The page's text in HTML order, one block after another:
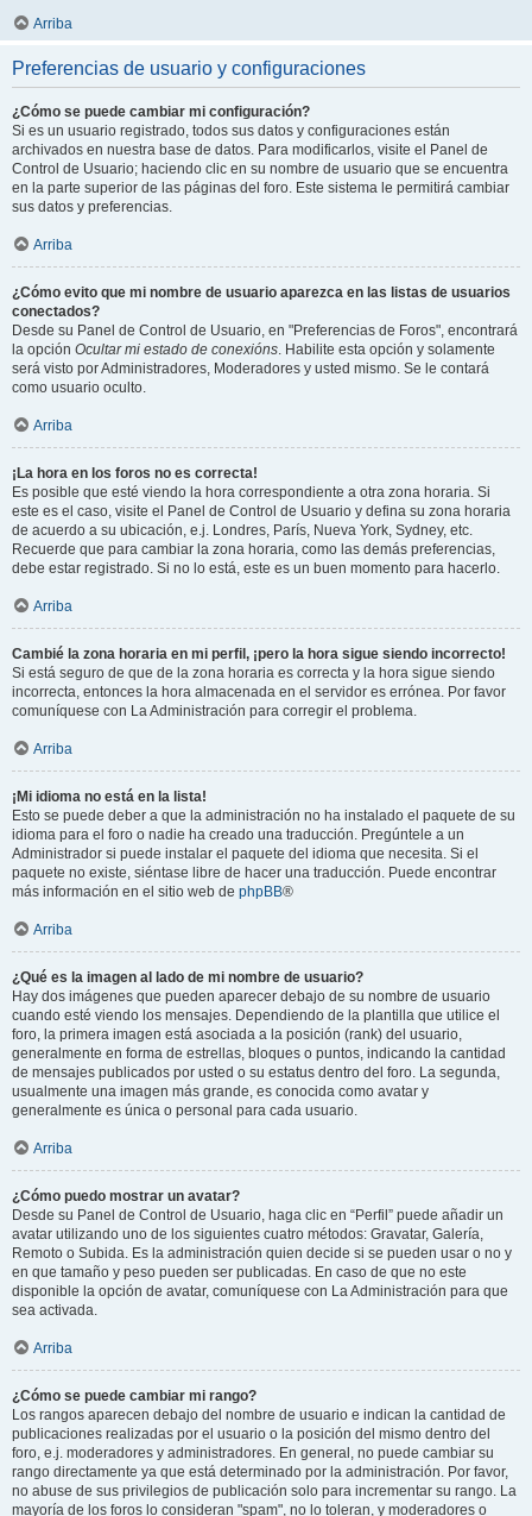
Arriba
Preferencias de usuario y configuraciones
¿Cómo se puede cambiar mi configuración?
Si es un usuario registrado, todos sus datos y configuraciones están
archivados en nuestra base de datos. Para modificarlos, visite el Panel de
Control de Usuario; haciendo clic en su nombre de usuario que se encuentra
en la parte superior de las páginas del foro. Este sistema le permitirá cambiar
sus datos y preferencias.
Arriba
¿Cómo evito que mi nombre de usuario aparezca en las listas de usuarios
conectados?
Desde su Panel de Control de Usuario, en "Preferencias de Foros", encontrará
la opción Ocultar mi estado de conexións. Habilite esta opción y solamente
será visto por Administradores, Moderadores y usted mismo. Se le contará
como usuario oculto.
Arriba
¡La hora en los foros no es correcta!
Es posible que esté viendo la hora correspondiente a otra zona horaria. Si
este es el caso, visite el Panel de Control de Usuario y defina su zona horaria
de acuerdo a su ubicación, e.j. Londres, París, Nueva York, Sydney, etc.
Recuerde que para cambiar la zona horaria, como las demás preferencias,
debe estar registrado. Si no lo está, este es un buen momento para hacerlo.
Arriba
Cambié la zona horaria en mi perfil, ¡pero la hora sigue siendo incorrecto!
Si está seguro de que de la zona horaria es correcta y la hora sigue siendo
incorrecta, entonces la hora almacenada en el servidor es errónea. Por favor
comuníquese con La Administración para corregir el problema.
Arriba
¡Mi idioma no está en la lista!
Esto se puede deber a que la administración no ha instalado el paquete de su
idioma para el foro o nadie ha creado una traducción. Pregúntele a un
Administrador si puede instalar el paquete del idioma que necesita. Si el
paquete no existe, siéntase libre de hacer una traducción. Puede encontrar
más información en el sitio web de phpBB®
Arriba
¿Qué es la imagen al lado de mi nombre de usuario?
Hay dos imágenes que pueden aparecer debajo de su nombre de usuario
cuando esté viendo los mensajes. Dependiendo de la plantilla que utilice el
foro, la primera imagen está asociada a la posición (rank) del usuario,
generalmente en forma de estrellas, bloques o puntos, indicando la cantidad
de mensajes publicados por usted o su estatus dentro del foro. La segunda,
usualmente una imagen más grande, es conocida como avatar y
generalmente es única o personal para cada usuario.
Arriba
¿Cómo puedo mostrar un avatar?
Desde su Panel de Control de Usuario, haga clic en “Perfil” puede añadir un
avatar utilizando uno de los siguientes cuatro métodos: Gravatar, Galería,
Remoto o Subida. Es la administración quien decide si se pueden usar o no y
en que tamaño y peso pueden ser publicadas. En caso de que no este
disponible la opción de avatar, comuníquese con La Administración para que
sea activada.
Arriba
¿Cómo se puede cambiar mi rango?
Los rangos aparecen debajo del nombre de usuario e indican la cantidad de
publicaciones realizadas por el usuario o la posición del mismo dentro del
foro, e.j. moderadores y administradores. En general, no puede cambiar su
rango directamente ya que está determinado por la administración. Por favor,
no abuse de sus privilegios de publicación solo para incrementar su rango. La
mayoría de los foros lo consideran "spam", no lo toleran, y moderadores o